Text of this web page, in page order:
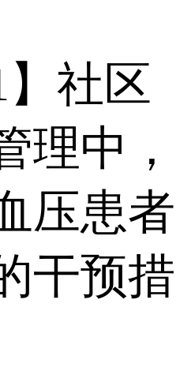
】社区
理中，
压患者
干预措